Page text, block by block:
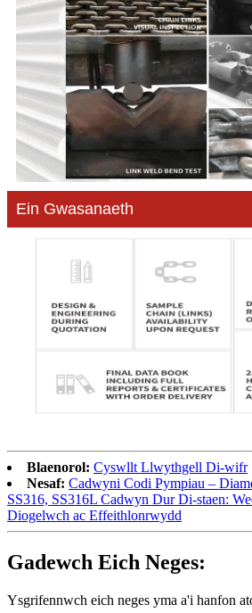
Ein Gwasanaeth
Blaenorol: Cyswllt Llwythgell Di-wifr
Nesaf: Cadwyni Codi Pympiau –
SS316, SS316L Cadwyn Dur Di-staen:
Diogelwch ac Effeithlonrwydd
Gadewch Eich Neges:
Ysgrifennwch eich neges yma a'i hanfon